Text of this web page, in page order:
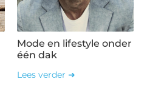
Mode en lifestyle onder
één dak
Lees verder ➜